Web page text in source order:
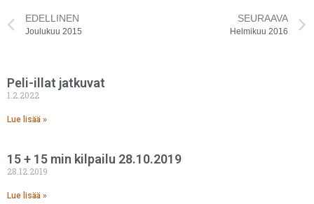
EDELLINEN
Joulukuu 2015
SEURAAVA
Helmikuu 2016
Peli-illat jatkuvat
1.2.2022
Lue lisää »
15 + 15 min kilpailu 28.10.2019
28.12.2019
Lue lisää »